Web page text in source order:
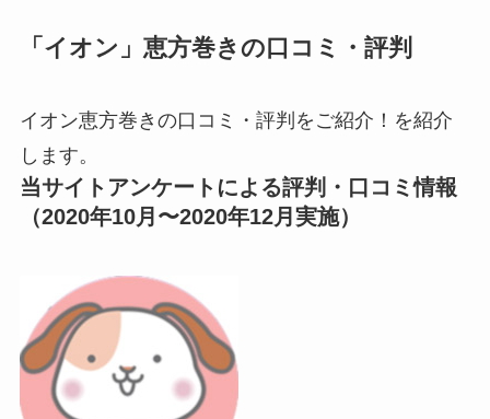
「イオン」恵方巻きの口コミ・評判
イオン恵方巻きの口コミ・評判をご紹介！を紹介
します。
当サイトアンケートによる評判・口コミ情報
（2020年10月〜2020年12月実施）